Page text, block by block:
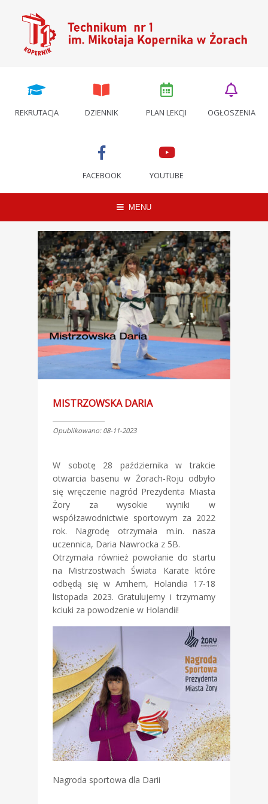
REKRUTACJA DZIENNIK PLAN LEKCJI OGŁOSZENIA
FACEBOOK YOUTUBE
MENU
MISTRZOWSKA DARIA
Opublikowano: 08-11-2023
W sobotę 28 października w trakcie
otwarcia basenu w Żorach-Roju odbyło
się wręczenie nagród Prezydenta Miasta
Żory za wysokie wyniki w
współzawodnictwie sportowym za 2022
rok. Nagrodę otrzymała m.in. nasza
uczennica, Daria Nawrocka z 5B.
Otrzymała również powołanie do startu
na Mistrzostwach Świata Karate które
odbędą się w Arnhem, Holandia 17-18
listopada 2023. Gratulujemy i trzymamy
kciuki za powodzenie w Holandii!
Nagroda sportowa dla Darii